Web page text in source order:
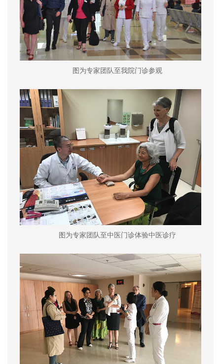
图为专家团队至我院门诊参观
图为专家团队至中医门诊体验中医诊疗